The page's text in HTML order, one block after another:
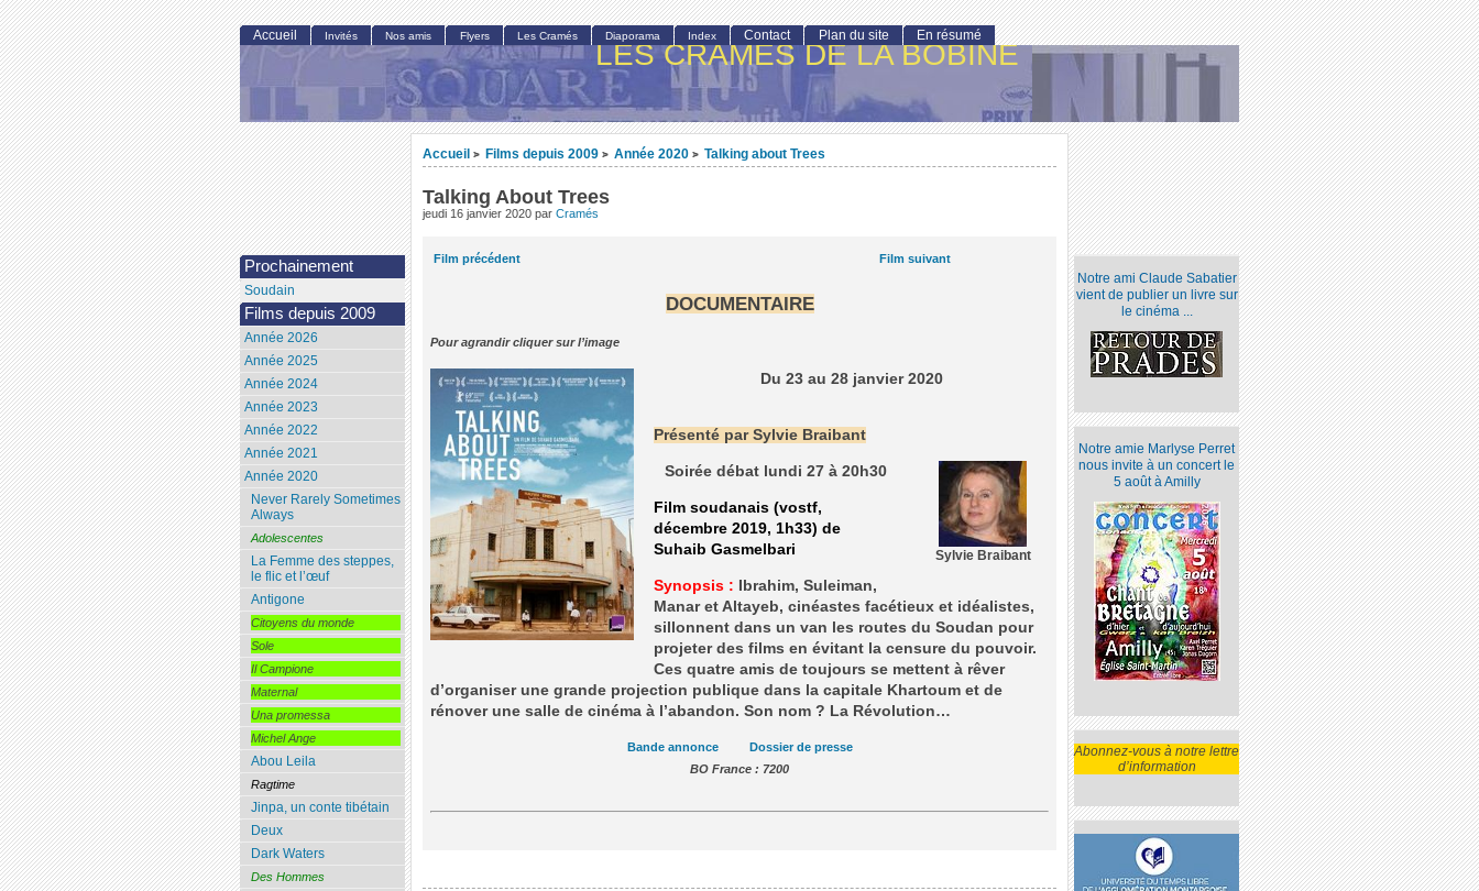
LES CRAMÉS DE LA BOBINE
Accueil > Films depuis 2009 > Année 2020 > Talking about Trees
Talking About Trees
jeudi 16 janvier 2020 par Cramés
Film précédent Film suivant
DOCUMENTAIRE
Pour agrandir cliquer sur l’image
Du 23 au 28 janvier 2020
Présenté par Sylvie Braibant
Sylvie Braibant
Soirée débat lundi 27 à 20h30
Film soudanais (vostf,
décembre 2019, 1h33) de
Suhaib Gasmelbari
Synopsis : Ibrahim, Suleiman,
Manar et Altayeb, cinéastes facétieux et idéalistes,
sillonnent dans un van les routes du Soudan pour
projeter des films en évitant la censure du pouvoir.
Ces quatre amis de toujours se mettent à rêver
d’organiser une grande projection publique dans la capitale Khartoum et de
rénover une salle de cinéma à l’abandon. Son nom ? La Révolution…
Bande annonce
Dossier de presse
BO France : 7200
Notre ami Claude Sabatier
vient de publier un livre sur
le cinéma ...
Notre amie Marlyse Perret
nous invite à un concert le
5 août à Amilly
Abonnez-vous à notre lettre
d’information
Accueil Invités Nos amis Flyers Les Cramés Diaporama Index Contact Plan du site En résumé
Prochainement
Soudain
Films depuis 2009
Année 2026
Année 2025
Année 2024
Année 2023
Année 2022
Année 2021
Année 2020
Never Rarely Sometimes
Always
Adolescentes
La Femme des steppes,
le flic et l’œuf
Antigone
Citoyens du monde
Sole
Il Campione
Maternal
Una promessa
Michel Ange
Abou Leila
Ragtime
Jinpa, un conte tibétain
Deux
Dark Waters
Des Hommes